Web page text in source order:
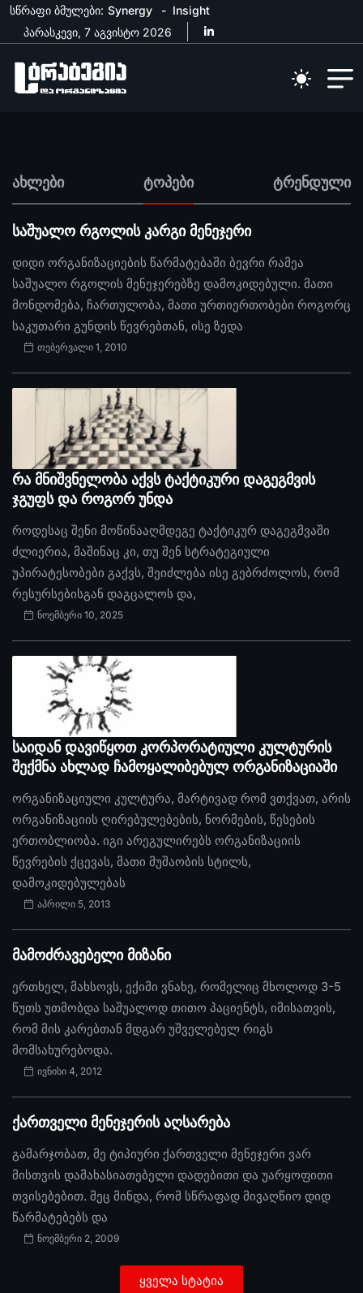
სწრაფი ბმულები: Synergy
Insight
პარასკევი, 7 აგვისტო 2026
ახლები ტოპები ტრენდული
საშუალო რგოლის კარგი მენეჯერი
დიდი ორგანიზაციების წარმატებაში ბევრი რამეა
საშუალო რგოლის მენეჯერებზე დამოკიდებული. მათი
მონდომება, ჩართულობა, მათი ურთიერთობები როგორც
საკუთარი გუნდის წევრებთან, ისე ზედა
თებერვალი 1, 2010
რა მნიშვნელობა აქვს ტაქტიკური დაგეგმვის
ჯგუფს და როგორ უნდა
როდესაც შენი მოწინააღმდეგე ტაქტიკურ დაგეგმვაში
ძლიერია, მაშინაც კი, თუ შენ სტრატეგიული
უპირატესობები გაქვს, შეიძლება ისე გებრძოლოს, რომ
რესურსებისგან დაგცალოს და,
ნოემბერი 10, 2025
საიდან დავიწყოთ კორპორატიული კულტურის
შექმნა ახლად ჩამოყალიბებულ ორგანიზაციაში
ორგანიზაციული კულტურა, მარტივად რომ ვთქვათ, არის
ორგანიზაციის ღირებულებების, ნორმების, წესების
ერთობლიობა. იგი არეგულირებს ორგანიზაციის
წევრების ქცევას, მათი მუშაობის სტილს,
დამოკიდებულებას
აპრილი 5, 2013
მამოძრავებელი მიზანი
ერთხელ, მახსოვს, ექიმი ვნახე, რომელიც მხოლოდ 3-5
წუთს უთმობდა საშუალოდ თითო პაციენტს, იმისათვის,
რომ მის კარებთან მდგარ უშველებელ რიგს
მომსახურებოდა.
ივნისი 4, 2012
ქართველი მენეჯერის აღსარება
გამარჯობათ, მე ტიპიური ქართველი მენეჯერი ვარ
მისთვის დამახასიათებელი დადებითი და უარყოფითი
თვისებებით. მეც მინდა, რომ სწრაფად მივაღწიო დიდ
წარმატებებს და
ნოემბერი 2, 2009
ყველა სტატია